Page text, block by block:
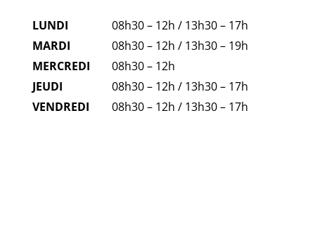
LUNDI
08h30 – 12h / 13h30 – 17h
MARDI
08h30 – 12h / 13h30 – 19h
MERCREDI
08h30 – 12h
JEUDI
08h30 – 12h / 13h30 – 17h
VENDREDI
08h30 – 12h / 13h30 – 17h